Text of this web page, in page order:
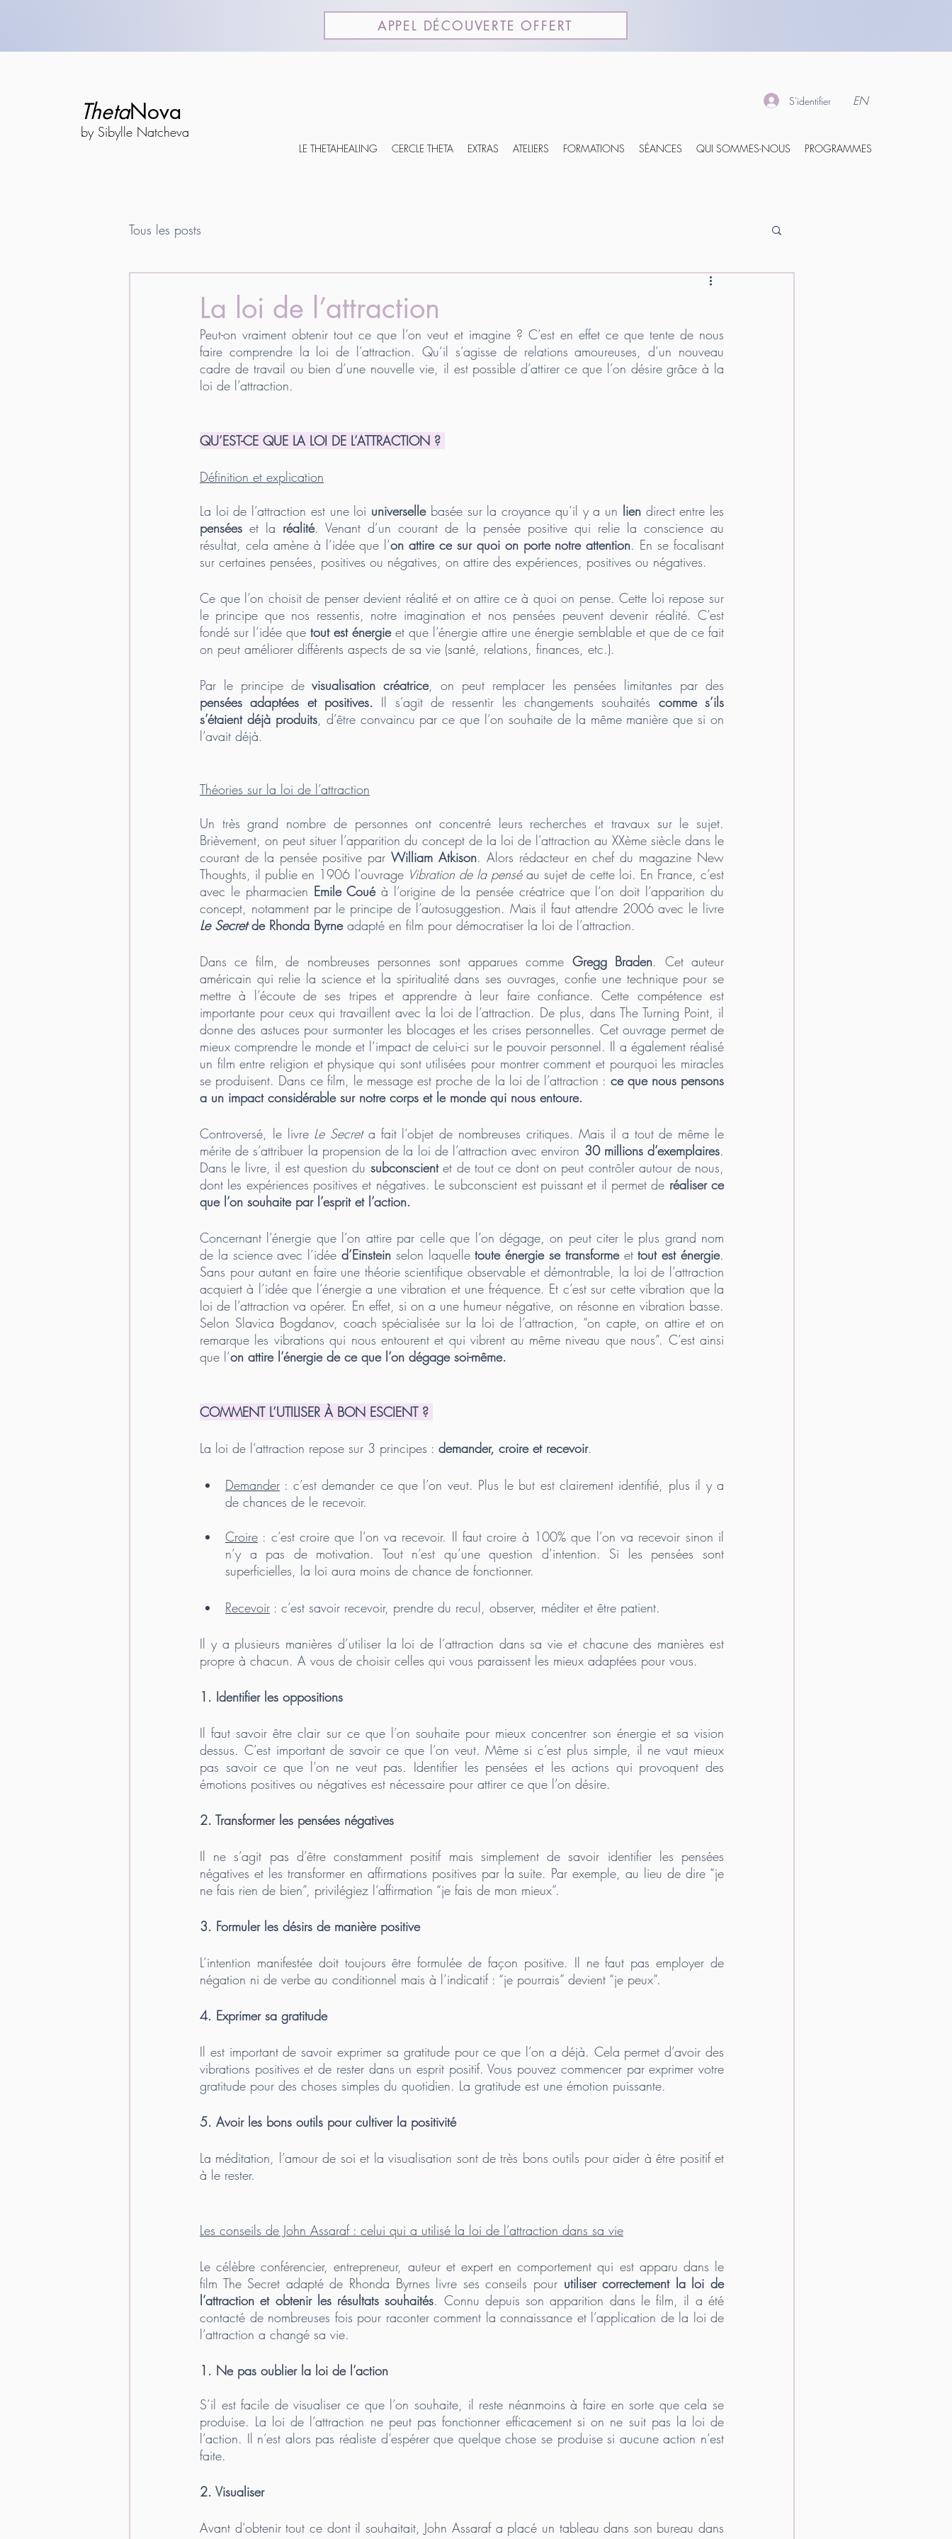
APPEL DÉCOUVERTE OFFERT
ThetaNova
by Sibylle Natcheva
S'identifier EN
LE THETAHEALING CERCLE THETA EXTRAS ATELIERS FORMATIONS SÉANCES QUI SOMMES-NOUS PROGRAMMES
Tous les posts
La loi de l’attraction
Peut-on vraiment obtenir tout ce que l’on veut et imagine ? C’est en effet ce que tente de nous
faire comprendre la loi de l’attraction. Qu’il s’agisse de relations amoureuses, d’un nouveau
cadre de travail ou bien d’une nouvelle vie, il est possible d’attirer ce que l’on désire grâce à la
loi de l’attraction.
QU’EST-CE QUE LA LOI DE L’ATTRACTION ?
Définition et explication
La loi de l’attraction est une loi universelle basée sur la croyance qu’il y a un lien
pensées et la réalité. Venant d’un courant de la pensée positive qui relie la conscience au
résultat, cela amène à l’idée que l’on attire ce sur quoi on porte notre attention. En se focalisant
sur certaines pensées, positives ou négatives, on attire des expériences, positives ou négatives.
Ce que l’on choisit de penser devient réalité et on attire ce à quoi on pense. Cette loi repose sur
le principe que nos ressentis, notre imagination et nos pensées peuvent devenir réalité. C’est
fondé sur l’idée que tout est énergie et que l’énergie attire une énergie semblable et que de ce fait
on peut améliorer différents aspects de sa vie (santé, relations, finances, etc.).
Par le principe de visualisation créatrice
pensées adaptées et positives. Il s’agit de ressentir les changements souhaités comme s’ils
s’étaient déjà produits, d’être convaincu par ce que l’on souhaite de la même manière que si on
l’avait déjà.
Théories sur la loi de l’attraction
Un très grand nombre de personnes ont concentré leurs recherches et travaux sur le sujet.
Brièvement, on peut situer l’apparition du concept de la loi de l’attraction au XXème siècle dans le
courant de la pensée positive par William Atkison. Alors rédacteur en chef du magazine New
Thoughts, il publie en 1906 l’ouvrage Vibration de la pensé au sujet de cette loi. En France, c’est
avec le pharmacien Emile Coué à l’origine de la pensée créatrice que l’on doit l’apparition du
Le Secret de Rhonda Byrne adapté en film pour démocratiser la loi de l’attraction.
Dans ce film, de nombreuses personnes sont apparues comme Gregg Braden. Cet auteur
américain qui relie la science et la spiritualité dans ses ouvrages, confie une technique pour se
mettre à l’écoute de ses tripes et apprendre à leur faire confiance. Cette compétence est
importante pour ceux qui travaillent avec la loi de l’attraction. De plus, dans The Turning Point, il
donne des astuces pour surmonter les blocages et les crises personnelles. Cet ouvrage permet de
mieux comprendre le monde et l’impact de celui-ci sur le pouvoir personnel. Il a également réalisé
un film entre religion et physique qui sont utilisées pour montrer comment et pourquoi les miracles
se produisent. Dans ce film, le message est proche de la loi de l’attraction : ce que nous pensons
a un impact considérable sur notre corps et le monde qui nous entoure.
Controversé, le livre Le Secret a fait l’objet de nombreuses critiques. Mais il a tout de même le
mérite de s’attribuer la propension de la loi de l’attraction avec environ 30 millions d’exemplaires.
Dans le livre, il est question du subconscient et de tout ce dont on peut contrôler autour de nous,
dont les expériences positives et négatives. Le subconscient est puissant et il permet de réaliser ce
que l’on souhaite par l’esprit et l’action.
Concernant l’énergie que l’on attire par celle que l’on dégage, on peut citer le plus grand nom
de la science avec l’idée d’Einstein selon laquelle toute énergie se transforme et tout est énergie.
Sans pour autant en faire une théorie scientifique observable et démontrable, la loi de l’attraction
acquiert à l’idée que l’énergie a une vibration et une fréquence. Et c’est sur cette vibration que la
loi de l’attraction va opérer. En effet, si on a une humeur négative, on résonne en vibration basse.
Selon Slavica Bogdanov, coach spécialisée sur la loi de l’attraction, “on capte, on attire et on
remarque les vibrations qui nous entourent et qui vibrent au même niveau que nous”. C’est ainsi
que l’on attire l’énergie de ce que l’on dégage soi-même.
COMMENT L’UTILISER À BON ESCIENT ?
La loi de l’attraction repose sur 3 principes : demander, croire et recevoir.
Demander : c’est demander ce que l’on veut. Plus le but est clairement identifié, plus il y a
de chances de le recevoir.
Croire : c’est croire que l’on va recevoir. Il faut croire à 100% que l’on va recevoir sinon il
n’y a pas de motivation. Tout n’est qu’une question d’intention. Si les pensées sont
superficielles, la loi aura moins de chance de fonctionner.
Recevoir : c’est savoir recevoir, prendre du recul, observer, méditer et être patient.
Il y a plusieurs manières d’utiliser la loi de l’attraction dans sa vie et chacune des manières est
propre à chacun. A vous de choisir celles qui vous paraissent les mieux adaptées pour vous.
1. Identifier les oppositions
Il faut savoir être clair sur ce que l’on souhaite pour mieux concentrer son énergie et sa vision
dessus. C’est important de savoir ce que l’on veut. Même si c’est plus simple, il ne vaut mieux
pas savoir ce que l’on ne veut pas. Identifier les pensées et les actions qui provoquent des
émotions positives ou négatives est nécessaire pour attirer ce que l’on désire.
2. Transformer les pensées négatives
Il ne s’agit pas d’être constamment positif mais simplement de savoir identifier les pensées
négatives et les transformer en affirmations positives par la suite. Par exemple, au lieu de dire “je
ne fais rien de bien”, privilégiez l’affirmation “je fais de mon mieux”.
3. Formuler les désirs de manière positive
L’intention manifestée doit toujours être formulée de façon positive. Il ne faut pas employer de
négation ni de verbe au conditionnel mais à l’indicatif : “je pourrais” devient “je peux”.
4. Exprimer sa gratitude
Il est important de savoir exprimer sa gratitude pour ce que l’on a déjà. Cela permet d’avoir des
vibrations positives et de rester dans un esprit positif. Vous pouvez commencer par exprimer votre
gratitude pour des choses simples du quotidien. La gratitude est une émotion puissante.
5. Avoir les bons outils pour cultiver la positivité
La méditation, l’amour de soi et la visualisation sont de très bons outils pour aider à être positif et
à le rester.
Les conseils de John Assaraf : celui qui a utilisé la loi de l’attraction dans sa vie
Le célèbre conférencier, entrepreneur, auteur et expert en comportement qui est apparu dans le
film The Secret adapté de Rhonda Byrnes livre ses conseils pour utiliser correctement la loi de
l’attraction et obtenir les résultats souhaités. Connu depuis son apparition dans le film, il a été
contacté de nombreuses fois pour raconter comment la connaissance et l’application de la loi de
l’attraction a changé sa vie.
1. Ne pas oublier la loi de l’action
S’il est facile de visualiser ce que l’on souhaite, il reste néanmoins à faire en sorte que cela se
produise. La loi de l’attraction ne peut pas fonctionner efficacement si on ne suit pas la loi de
l’action. Il n’est alors pas réaliste d’espérer que quelque chose se produise si aucune action n’est
faite.
2. Visualiser
Avant d’obtenir tout ce dont il souhaitait, John Assaraf a placé un tableau dans son bureau dans